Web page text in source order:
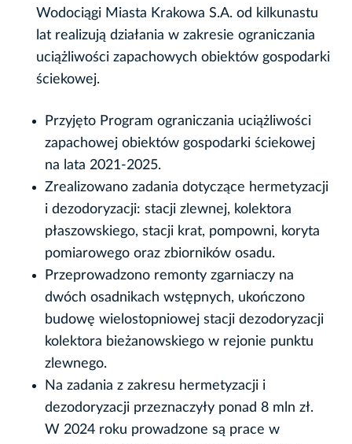
Wodociągi Miasta Krakowa S.A. od kilkunastu
lat realizują działania w zakresie ograniczania
uciążliwości zapachowych obiektów gospodarki
ściekowej.
Przyjęto Program ograniczania uciążliwości
zapachowej obiektów gospodarki ściekowej
na lata 2021-2025.
Zrealizowano zadania dotyczące hermetyzacji
i dezodoryzacji: stacji zlewnej, kolektora
płaszowskiego, stacji krat, pompowni, koryta
pomiarowego oraz zbiorników osadu.
Przeprowadzono remonty zgarniaczy na
dwóch osadnikach wstępnych, ukończono
budowę wielostopniowej stacji dezodoryzacji
kolektora bieżanowskiego w rejonie punktu
zlewnego.
Na zadania z zakresu hermetyzacji i
dezodoryzacji przeznaczyły ponad 8 mln zł.
W 2024 roku prowadzone są prace w